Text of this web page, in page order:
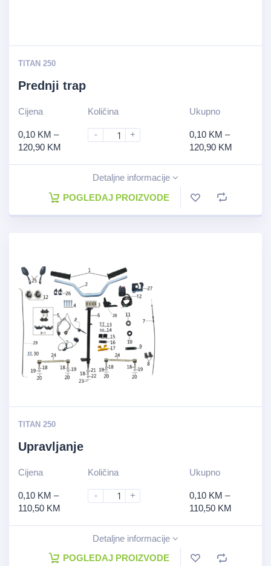
TITAN 250
Prednji trap
Cijena
0,10 KM –
120,90 KM
Količina
- +
Ukupno
0,10 KM –
120,90 KM
Detaljne informacije
POGLEDAJ PROIZVODE
TITAN 250
Upravljanje
Cijena
0,10 KM –
110,50 KM
Količina
- +
Ukupno
0,10 KM –
110,50 KM
Detaljne informacije
POGLEDAJ PROIZVODE